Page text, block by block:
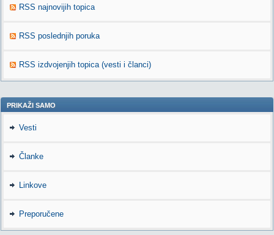
RSS najnovijih topica
RSS poslednjih poruka
RSS izdvojenjih topica (vesti i članci)
PRIKAŽI SAMO
Vesti
Članke
Linkove
Preporučene